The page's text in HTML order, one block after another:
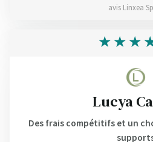
avis Linxea
Lucya
Des frais compétitifs et un